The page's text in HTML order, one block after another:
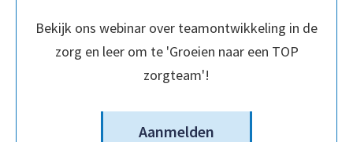
Bekijk ons webinar over teamontwikkeling in de
zorg en leer om te 'Groeien naar een TOP
zorgteam'!
Aanmelden